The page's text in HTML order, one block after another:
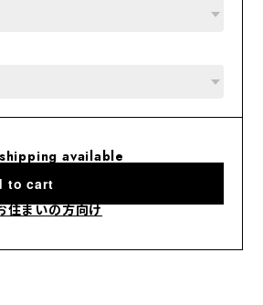
available
to cart
住まいの方向け